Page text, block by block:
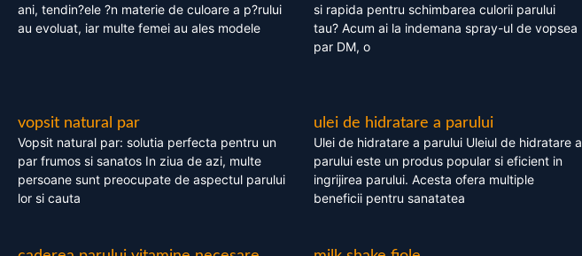
ani, tendin?ele ?n materie de culoare a p?rului
au evoluat, iar multe femei au ales modele
si rapida pentru schimbarea culorii parului
tau? Acum ai la indemana spray-ul de vopsea
par DM, o
vopsit natural par
Vopsit natural par: solutia perfecta pentru un
par frumos si sanatos In ziua de azi, multe
persoane sunt preocupate de aspectul parului
lor si cauta
ulei de hidratare a parului
Ulei de hidratare a parului Uleiul de hidratare a
parului este un produs popular si eficient in
ingrijirea parului. Acesta ofera multiple
beneficii pentru sanatatea